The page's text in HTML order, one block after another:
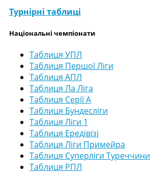
Турнірні таблиці
Національні чемпіонати
Таблиця УПЛ
Таблиця Першої Ліги
Таблиця АПЛ
Таблиця Ла Ліга
Таблиця Серії А
Таблиця Бундесліги
Таблиця Ліги 1
Таблиця Ередівізі
Таблиця Ліги Примейра
Таблиця Суперліги Туреччини
Таблиця РПЛ